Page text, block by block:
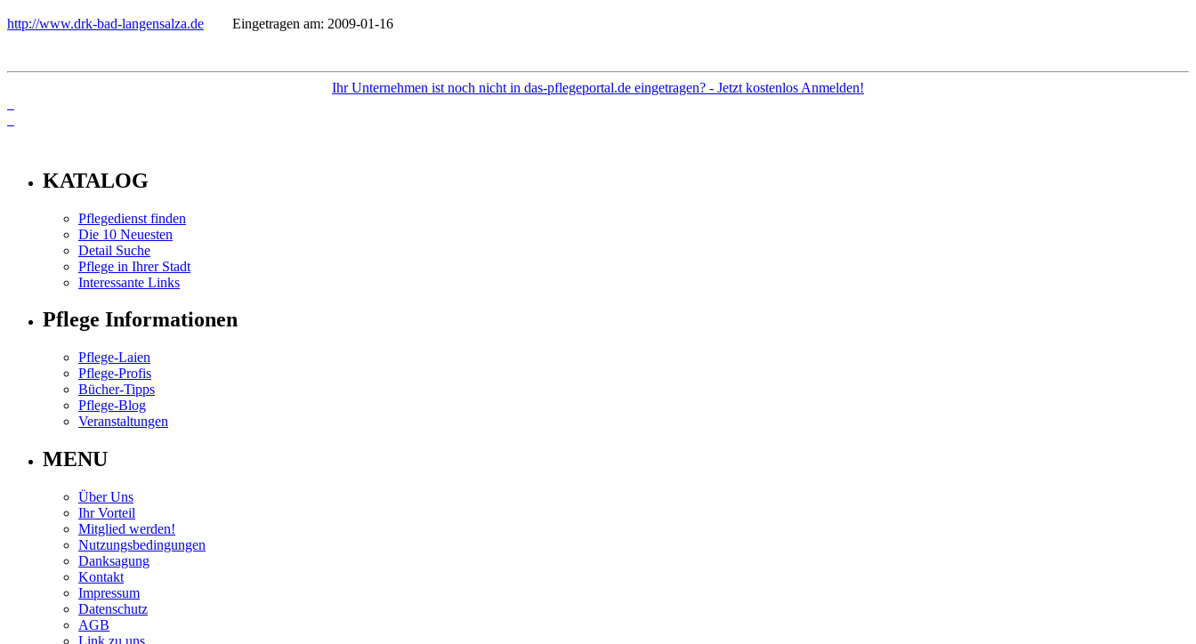
http://www.drk-bad-langensalza.de Eingetragen am: 2009-01-16
Ihr Unternehmen ist noch nicht in das-pflegeportal.de eingetragen? - Jetzt kostenlos Anmelden!
KATALOG
Pflegedienst finden
Die 10 Neuesten
Detail Suche
Pflege in Ihrer Stadt
Interessante Links
Pflege Informationen
Pflege-Laien
Pflege-Profis
Bücher-Tipps
Pflege-Blog
Veranstaltungen
MENU
Über Uns
Ihr Vorteil
Mitglied werden!
Nutzungsbedingungen
Danksagung
Kontakt
Impressum
Datenschutz
AGB